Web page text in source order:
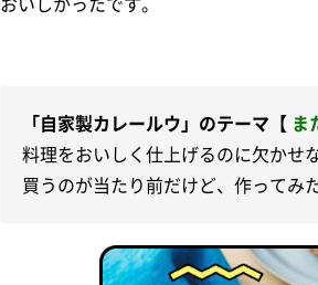
おいしかったです。
「自家製カレールウ」のテーマ【 ま
料理をおいしく仕上げるのに欠かせ
買うのが当たり前だけど、作ってみ